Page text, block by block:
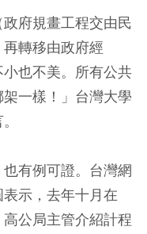
政府規畫工程交由民
轉移由政府經
也不美。所有公共
一樣！」台灣大學
有例可證。台灣網
示，去年十月在
高公局主管介紹計程